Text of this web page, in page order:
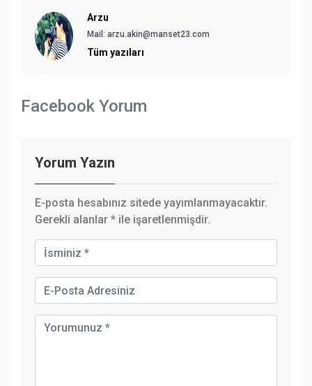
Arzu
Mail: arzu.akin@manset23.com
Tüm yazıları
Facebook Yorum
Yorum Yazın
E-posta hesabınız sitede yayımlanmayacaktır.
Gerekli alanlar * ile işaretlenmişdir.